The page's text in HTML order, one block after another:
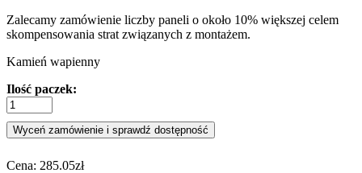
Zalecamy zamówienie liczby paneli o około 10% większej celem
skompensowania strat związanych z montażem.
Kamień wapienny
Ilość paczek:
Wyceń zamówienie i sprawdź dostępność
Cena: 285.05zł